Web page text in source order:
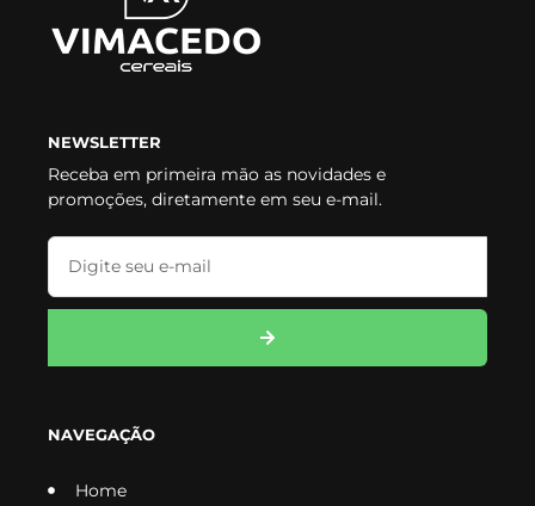
NEWSLETTER
Receba em primeira mão as novidades e
promoções, diretamente em seu e-mail.
NAVEGAÇÃO
Home